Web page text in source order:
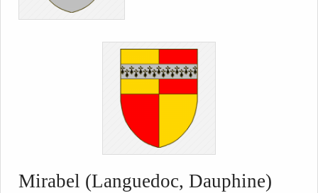
Mirabel (Languedoc, Dauphine)